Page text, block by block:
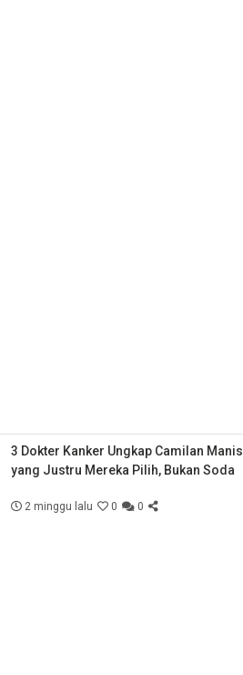
3 Dokter Kanker Ungkap Camilan Manis
yang Justru Mereka Pilih, Bukan Soda
2 minggu lalu 0 0